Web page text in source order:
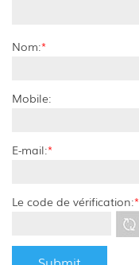
Nom:*
Mobile:
E-mail:*
Le code de vérification:*